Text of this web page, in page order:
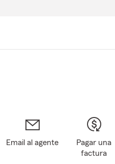
Email al agente
Pagar una
factura